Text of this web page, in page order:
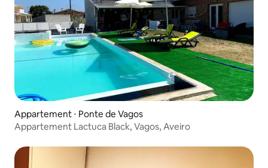
Appartement ⋅ Ponte de Vagos
Appartement Lactuca Black, Vagos, Aveiro